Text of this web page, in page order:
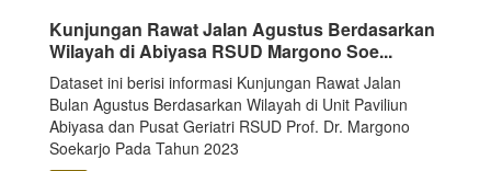
Kunjungan Rawat Jalan Agustus Berdasarkan
Wilayah di Abiyasa RSUD Margono Soe...
Dataset ini berisi informasi Kunjungan Rawat Jalan
Bulan Agustus Berdasarkan Wilayah di Unit Paviliun
Abiyasa dan Pusat Geriatri RSUD Prof. Dr. Margono
Soekarjo Pada Tahun 2023